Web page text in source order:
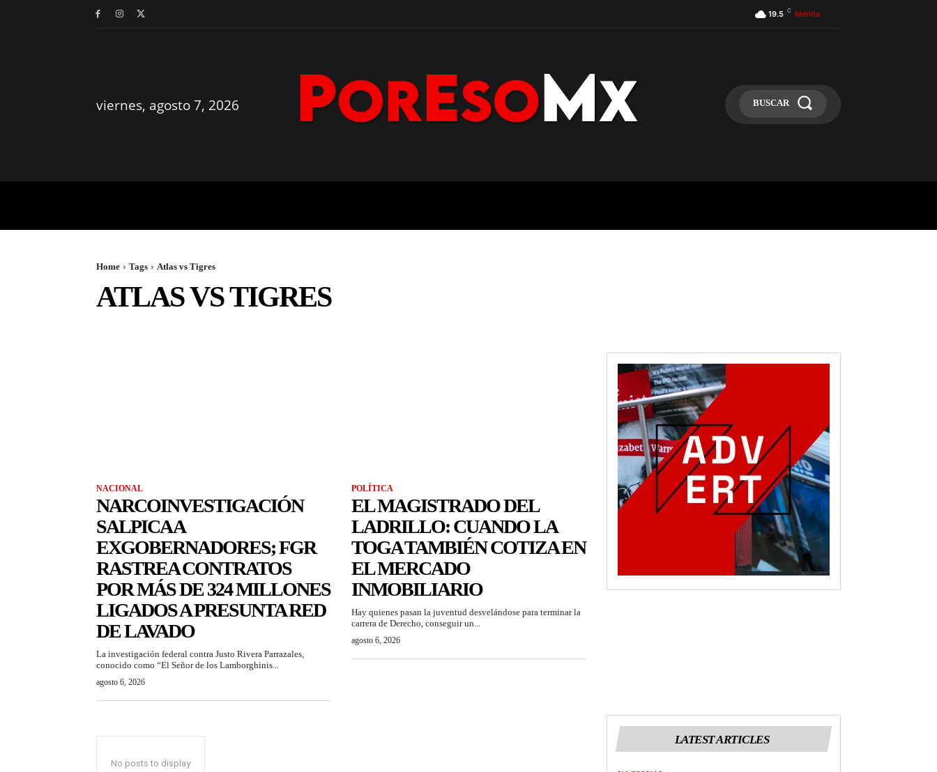
19.5 C Mérida
viernes, agosto 7, 2026 BUSCAR
Home Tags Atlas vs Tigres
ATLAS VS TIGRES
NACIONAL
NARCOINVESTIGACIÓN
SALPICA A
EXGOBERNADORES; FGR
RASTREA CONTRATOS
POR MÁS DE 324 MILLONES
LIGADOS A PRESUNTA RED
DE LAVADO
La investigación federal contra Justo Rivera Parrazales,
conocido como “El Señor de los Lamborghinis...
agosto 6, 2026
POLÍTICA
EL MAGISTRADO DEL
LADRILLO: CUANDO LA
TOGA TAMBIÉN COTIZA EN
EL MERCADO
INMOBILIARIO
Hay quienes pasan la juventud desvelándose para terminar la
carrera de Derecho, conseguir un...
agosto 6, 2026
No posts to display
LATEST ARTICLES